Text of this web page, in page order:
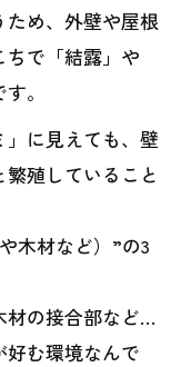
め、外壁や屋根
で「結露」や
。
に見えても、壁
殖していること
木材など）”の3
材の接合部など…
む環境なんで